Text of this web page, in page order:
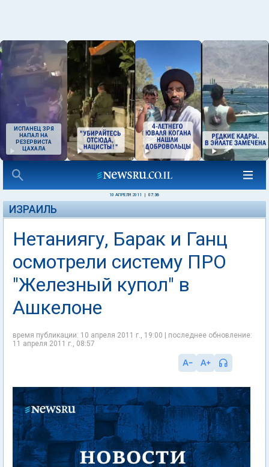
ИСПАНЕЦ ЗРЯ
НАПАЛ НА
РЕЗЕРВИСТА
ЦАХАЛА
10 АПРЕЛЯ 2011 07:36
ИЗРАИЛЬ
Нетаниягу, Барак и Ганц
осмотрели систему ПРО
"Железный купол" в
Ашкелоне
время публикации: 10 апреля 2011 г., 19:00 | последнее обновление:
11 апреля 2011 г., 08:57